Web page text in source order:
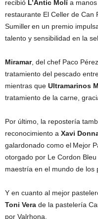
recibió L’Antic Molía manos
restaurante El Celler de Can
Sumiller en un premio
talento y sensibilidad en la
Miramar, del chef Paco
tratamiento del pescado
mientras que Ultramarinos
tratamiento de la carne,
Por último, la repostería
reconocimiento a Xavi
galardonado como el Mejor
otorgado por Le Cordon
maestría en el mundo de los
Y en cuanto al mejor
Toni Vera de la pastelería
por Valrhona.